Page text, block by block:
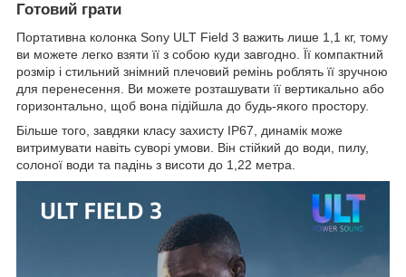
Готовий грати
Портативна колонка Sony ULT Field 3 важить лише 1,1 кг, тому
ви можете легко взяти її з собою куди завгодно. Її компактний
розмір і стильний знімний плечовий ремінь роблять її зручною
для перенесення. Ви можете розташувати її вертикально або
горизонтально, щоб вона підійшла до будь-якого простору.
Більше того, завдяки класу захисту IP67, динамік може
витримувати навіть суворі умови. Він стійкий до води, пилу,
солоної води та падінь з висоти до 1,22 метра.